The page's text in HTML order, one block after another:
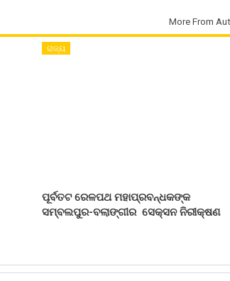
More From
ରାଜ୍ୟ
ପୂର୍ବତଟ ରେଳପଥ ମହାପ୍ରବନ୍ଧକଙ୍କ
ସମ୍ବଲପୁର-ବଲାଙ୍ଗୀର ସେକ୍ସନ ନିରୀକ୍ଷଣ